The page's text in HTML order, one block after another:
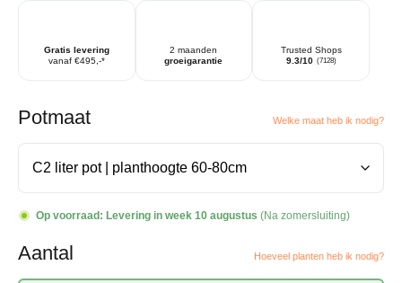
Gratis levering
vanaf €495,-*
2 maanden
groeigarantie
Trusted Shops
9.3/10 (7128)
Potmaat Welke maat heb ik nodig?
Op voorraad: Levering in week 10 augustus (Na zomersluiting)
Aantal Hoeveel planten heb ik nodig?